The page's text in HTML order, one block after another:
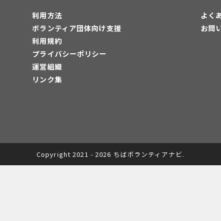
利用方法
ボランティア団体向け支援
利用規約
プライバシーポリシー
運営組織
リンク集
よく
お問
Copyright 2021 - 2026 ちばボランティアナビ.